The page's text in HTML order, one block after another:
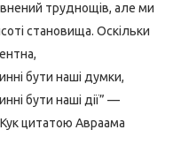
труднощів, але ми
становища. Оскільки
бути наші думки,
бути наші дії” —
цитатою Авраама